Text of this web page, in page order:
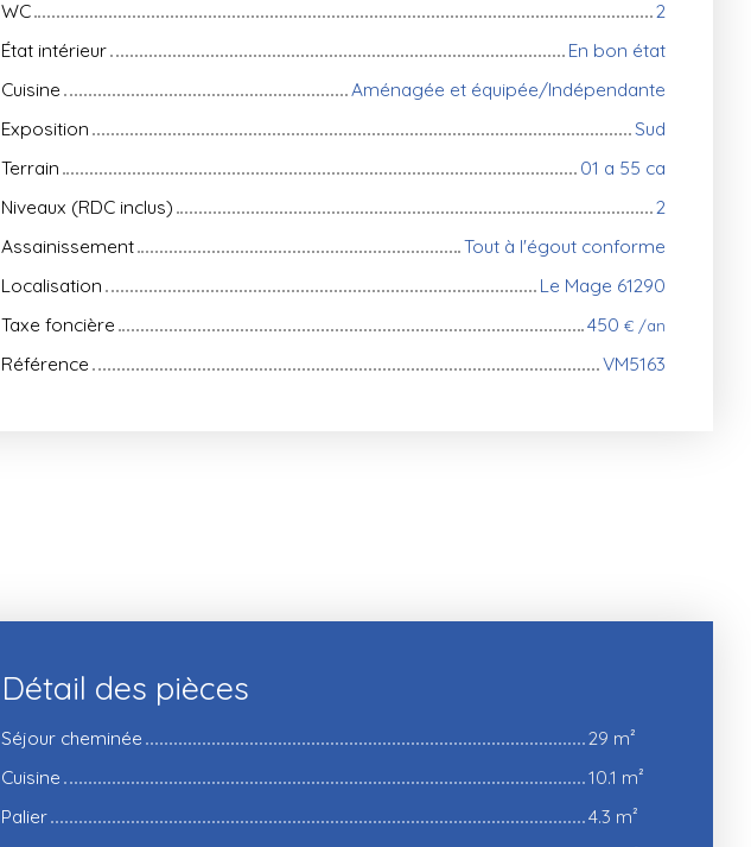
WC
2
État intérieur
En bon état
Cuisine
Aménagée et équipée/Indépendante
Exposition
Sud
Terrain
01 a 55 ca
Niveaux (RDC inclus)
2
Assainissement
Tout à l'égout conforme
Localisation
Le Mage 61290
Taxe foncière
450 € /an
Référence VM5163
Détail des pièces
Séjour cheminée
29 m²
Cuisine
10.1 m²
Palier
4.3 m²